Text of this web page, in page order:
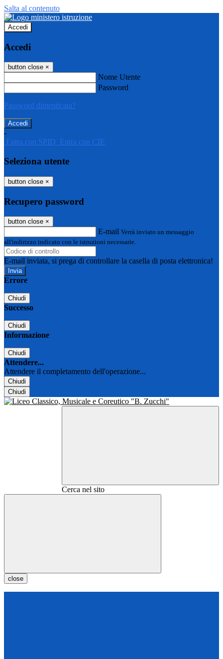
Salta al contenuto
Accedi
Accedi
button close ×
Nome Utente
Password
Password dimenticata?
-
Entra con SPID Entra con CIE
Seleziona utente
button close ×
Recupero password
button close ×
E-mail Verrà inviato un messaggio
all'indirizzo indicato con le istruzioni necessarie.
E-mail inviata, si prega di controllare la casella di posta elettronica!
Errore
Chiudi
Successo
Chiudi
Informazione
Chiudi
Attendere...
Attendere il completamento dell'operazione...
Chiudi
Chiudi
Cerca nel sito
close